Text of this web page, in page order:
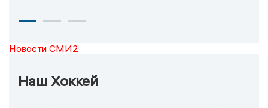
Новости СМИ2
Наш Хоккей